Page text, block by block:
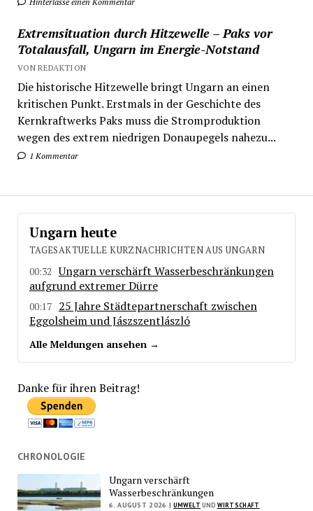
Extremsituation durch Hitzewelle – Paks vor
Totalausfall, Ungarn im Energie-Notstand
VON REDAKTION
Die historische Hitzewelle bringt Ungarn an einen
kritischen Punkt. Erstmals in der Geschichte des
Kernkraftwerks Paks muss die Stromproduktion
wegen des extrem niedrigen Donaupegels nahezu...
1 Kommentar
Ungarn heute
TAGESAKTUELLE KURZNACHRICHTEN AUS UNGARN
00:32
Ungarn verschärft Wasserbeschränkungen
aufgrund extremer Dürre
00:17
25 Jahre Städtepartnerschaft zwischen
Eggolsheim und Jászszentlászló
Alle Meldungen ansehen →
Danke für ihren Beitrag!
CHRONOLOGIE
Ungarn verschärft
Wasserbeschränkungen
6. AUGUST 2026 | UMWELT UND WIRTSCHAFT